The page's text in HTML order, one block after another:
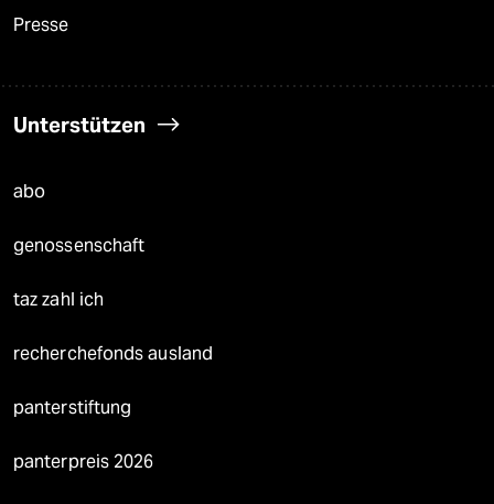
Presse
Unterstützen
abo
genossenschaft
taz zahl ich
recherchefonds ausland
panterstiftung
panterpreis 2026